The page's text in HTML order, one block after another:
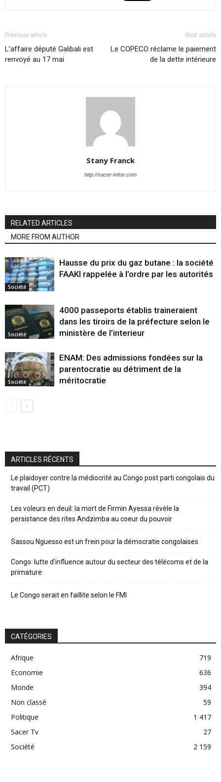
Previous article
L’affaire député Galibali est
renvoyé au 17 mai
Next article
Le COPECO réclame le paiement
de la dette intérieure
Stany Franck
http://sacer-infos.com
RELATED ARTICLES
MORE FROM AUTHOR
Société
Hausse du prix du gaz butane : la société
FAAKI rappelée à l’ordre par les autorités
Société
4000 passeports établis traineraient
dans les tiroirs de la préfecture selon le
ministère de l’interieur
Société
ENAM: Des admissions fondées sur la
parentocratie au détriment de la
méritocratie
ARTICLES RÉCENTS
Le plaidoyer contre la médiocrité au Congo post parti congolais du
travail (PCT)
Les voleurs en deuil: la mort de Firmin Ayessa révèle la
persistance des rites Andzimba au coeur du pouvoir
Sassou Nguesso est un frein pour la démocratie congolaises
Congo: lutte d’influence autour du secteur des télécoms et de la
primature
Le Congo serait en faillite selon le FMI
CATÉGORIES
Afrique
719
Economie
636
Monde
394
Non classé
59
Politique
1 417
Sacer Tv
27
Société
2 159